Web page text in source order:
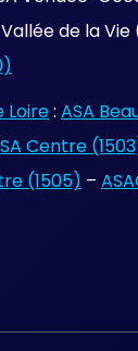
de la Vie
Loire : ASA
Centre
(1505) –